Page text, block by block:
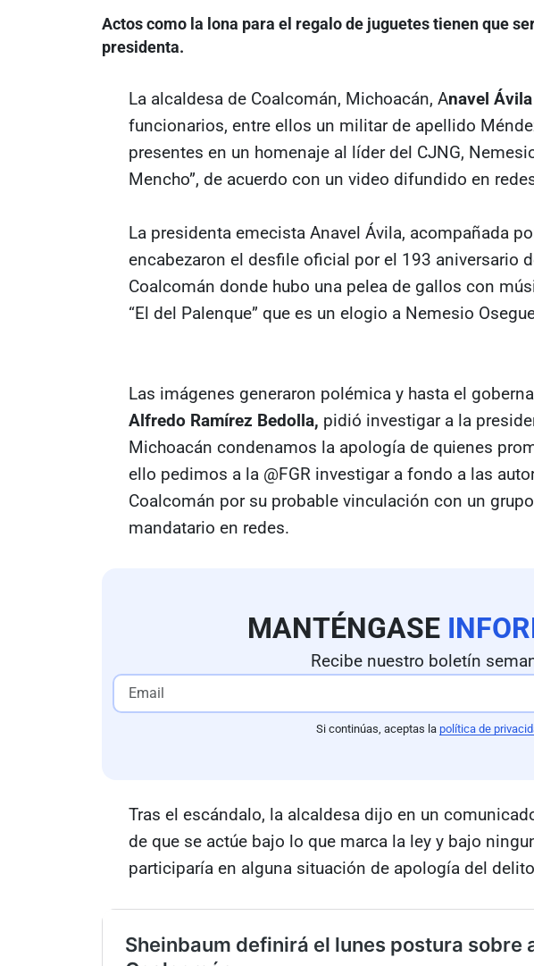
Actos como la lona para el regalo de juguetes tienen que
presidenta.
La alcaldesa de Coalcomán, Michoacán, Anavel
funcionarios, entre ellos un militar de apellido
presentes en un homenaje al líder del CJNG,
Mencho”, de acuerdo con un video difundido en
La presidenta emecista Anavel Ávila, acompañada
encabezaron el desfile oficial por el 193 aniversario
Coalcomán donde hubo una pelea de gallos con
“El del Palenque” que es un elogio a Nemesio
Las imágenes generaron polémica y hasta el
Alfredo Ramírez Bedolla, pidió investigar a la
Michoacán condenamos la apología de quienes
ello pedimos a la @FGR investigar a fondo a las
Coalcomán por su probable vinculación con un
mandatario en redes.
MANTÉNGASE
Recibe nuestro boletín
Si continúas, aceptas la política de
Tras el escándalo, la alcaldesa dijo en un
de que se actúe bajo lo que marca la ley y bajo
participaría en alguna situación de apología del